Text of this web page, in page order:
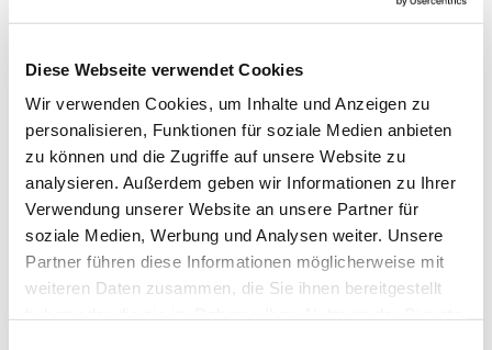
Diese Webseite verwendet Cookies
Wir verwenden Cookies, um Inhalte und Anzeigen zu
personalisieren, Funktionen für soziale Medien anbieten
zu können und die Zugriffe auf unsere Website zu
analysieren. Außerdem geben wir Informationen zu Ihrer
Verwendung unserer Website an unsere Partner für
soziale Medien, Werbung und Analysen weiter. Unsere
Partner führen diese Informationen möglicherweise mit
weiteren Daten zusammen, die Sie ihnen bereitgestellt